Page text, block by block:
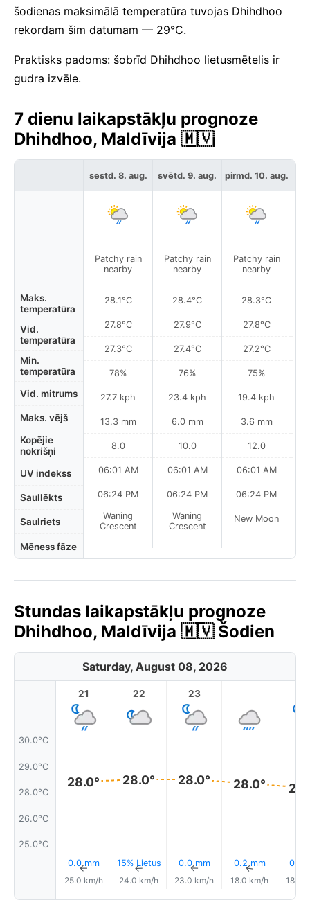
šodienas maksimālā temperatūra tuvojas Dhihdhoo
rekordam šim datumam — 29°C.
Praktisks padoms: šobrīd Dhihdhoo lietusmētelis ir
gudra izvēle.
7 dienu laikapstākļu prognoze
Dhihdhoo, Maldīvija 🇲🇻
Maks.
temperatūra
Vid.
temperatūra
Min.
temperatūra
Vid. mitrums
Maks. vējš
Kopējie
nokrišņi
UV indekss
Saullēkts
Saulriets
Mēness fāze
sestd. 8. aug.
Patchy rain
nearby
28.1°C
27.8°C
27.3°C
78%
27.7 kph
13.3 mm
8.0
06:01 AM
06:24 PM
Waning
Crescent
svētd. 9. aug.
Patchy rain
nearby
28.4°C
27.9°C
27.4°C
76%
23.4 kph
6.0 mm
10.0
06:01 AM
06:24 PM
Waning
Crescent
pirmd. 10. aug.
Patchy rain
nearby
28.3°C
27.8°C
27.2°C
75%
19.4 kph
3.6 mm
12.0
06:01 AM
06:24 PM
New Moon
Stundas laikapstākļu prognoze
Dhihdhoo, Maldīvija 🇲🇻 Šodien
Saturday, August 08, 2026
30.0°C
29.0°C
28.0°C
26.0°C
25.0°C
21
28.0°
0.0 mm
↑
25.0 km/h
22
28.0°
15% Lietus
↑
24.0 km/h
23
28.0°
0.0 mm
↑
23.0 km/h
28.0°
0.2 mm
↑
18.0 km/h
0.0
18.0